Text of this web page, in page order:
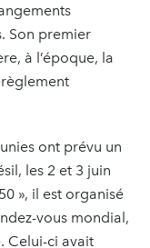
Son premier
à l’époque, la
ont prévu un
les 2 et 3 juin
», il est organisé
vous mondial,
Celui-ci avait